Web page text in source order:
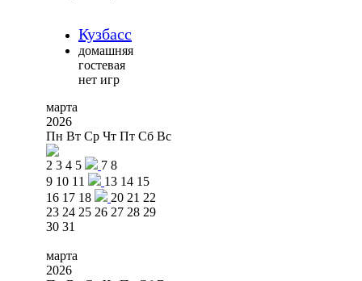
Кузбасс
домашняя
гостевая
нет игр
марта
2026
Пн Вт Ср Чт Пт Сб Вс
2 3 4 5 7 8
9 10 11 13 14 15
16 17 18 20 21 22
23 24 25 26 27 28 29
30 31
марта
2026